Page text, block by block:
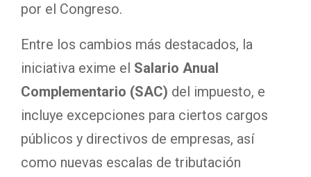
por el Congreso.
Entre los cambios más destacados, la
iniciativa exime el Salario Anual
Complementario (SAC) del impuesto, e
incluye excepciones para ciertos cargos
públicos y directivos de empresas, así
como nuevas escalas de tributación